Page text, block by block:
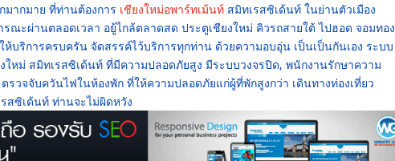
มากมาย ที่ท่านต้องการ เชียงใหม่อพาร์ทเม้นท์ สมิทเรสซิเด้นท์ ในย่านตัวเมือง
ณะผ่านตลอดเวลา อยู้ไกล้ตลาดสด ประตูเชียงใหม่ คิวรถสายใต้ ไปฮอด จอมทอง
ห้บริการครบครัน จัดสรรค์ไว้บริการทุกท่าน ด้วยความอบอุ่น เป็นเป็นกันเอง ระบบ
ใหม่ สมิทเรสซิเด้นท์ ที่มีความปลอดภัยสูง มีระบบวงจรปิด, พนักงานรักษาความ
วจจับควันไฟในห้องพัก ที่ให้ความปลอดภัยแก่ผู้ที่พักสูงกว่า เดินทางท่องเที่ยว
สซิเด้นท์ ท่านจะไม่ผิดหวัง